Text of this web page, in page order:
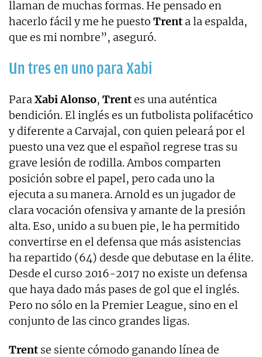
llaman de muchas formas. He pensado en
hacerlo fácil y me he puesto Trent a la espalda,
que es mi nombre”, aseguró.
Un tres en uno para Xabi
ParaXabi Alonso, Trentes una auténtica
bendición. El inglés es un futbolista polifacético
y diferente a Carvajal, con quien peleará por el
puesto una vez que el español regrese tras su
grave lesión de rodilla. Ambos comparten
posición sobre el papel, pero cada uno la
ejecuta a su manera. Arnold es un jugador de
clara vocación ofensiva y amante de la presión
alta. Eso, unido a su buen pie, le ha permitido
convertirse en el defensa que más asistencias
ha repartido (64) desde que debutase en la élite.
Desde el curso 2016-2017 no existe un defensa
que haya dado más pases de gol que el inglés.
Pero no sólo en la Premier League, sino en el
conjunto de las cinco grandes ligas.
Trent se siente cómodo ganando línea de